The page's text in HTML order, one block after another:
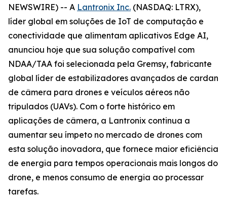
NEWSWIRE) -- A Lantronix Inc. (NASDAQ: LTRX),
líder global em soluções de IoT de computação e
conectividade que alimentam aplicativos Edge AI,
anunciou hoje que sua solução compatível com
NDAA/TAA foi selecionada pela Gremsy, fabricante
global líder de estabilizadores avançados de cardan
de câmera para drones e veículos aéreos não
tripulados (UAVs). Com o forte histórico em
aplicações de câmera, a Lantronix continua a
aumentar seu ímpeto no mercado de drones com
esta solução inovadora, que fornece maior eficiência
de energia para tempos operacionais mais longos do
drone, e menos consumo de energia ao processar
tarefas.